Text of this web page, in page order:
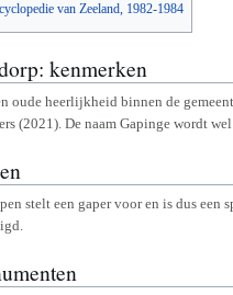
van Zeeland, 1982-1984
kenmerken
oude heerlijkheid binnen de
(2021). De naam Gapinge wordt
stelt een gaper voor en is dus een